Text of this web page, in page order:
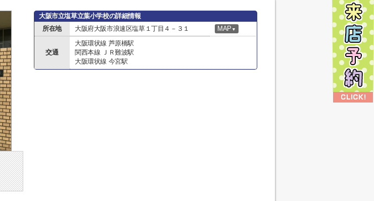
大阪市立塩草立葉小学校の詳細情報
所在地
大阪府大阪市浪速区塩草１丁目４－３１ MAP ▼
交通
大阪環状線 芦原橋駅
関西本線 ＪＲ難波駅
大阪環状線 今宮駅